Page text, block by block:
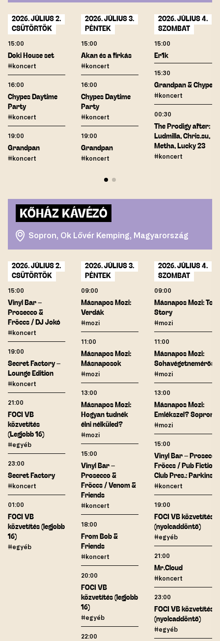
2026. JÚLIUS 2.
CSÜTÖRTÖK
15:00
Doki House set
#koncert
16:00
Chypes Daytime
Party
#koncert
19:00
Grandpan
#koncert
2026. JÚLIUS 3.
PÉNTEK
15:00
Akan és a firkás
#koncert
16:00
Chypes Daytime
Party
#koncert
19:00
Grandpan
#koncert
2026. JÚLIUS 4.
SZOMBAT
15:00
Er1k
15:30
Grandpan & Chypes
#koncert
00:30
The Prodigy after:
Ludmilla, Chris.su,
Metha, Lucky 23
#koncert
KŐHÁZ KÁVÉZÓ
Sopron, Ok Lővér Kemping, Magyarország
2026. JÚLIUS 2.
CSÜTÖRTÖK
15:00
Vinyl Bar –
Prosecco &
Fröccs / DJ Jokó
#koncert
19:00
Secret Factory –
Lounge Edition
#koncert
21:00
FOCI VB
közvetítés
(Legjobb 16)
#egyéb
23:00
Secret Factory
#koncert
01:00
FOCI VB
közvetítés (legjobb
16)
#egyéb
2026. JÚLIUS 3.
PÉNTEK
09:00
Másnapos Mozi:
Verdák
#mozi
11:00
Másnapos Mozi:
Másnaposok
#mozi
13:00
Másnapos Mozi:
Hogyan tudnék
élni nélküled?
#mozi
15:00
Vinyl Bar –
Prosecco &
Fröccs / Venom &
Friends
#koncert
18:00
From Bob &
Friends
#koncert
20:00
FOCI VB
közvetítés (legjobb
16)
#egyéb
22:00
2026. JÚLIUS 4.
SZOMBAT
09:00
Másnapos Mozi: Toy
Story
#mozi
11:00
Másnapos Mozi:
Sohavégetnemérős
#mozi
13:00
Másnapos Mozi:
Emlékszel?
#mozi
15:00
Vinyl Bar – Prosecco
Fröccs / Pub Fiction
Club Pres.:
#koncert
19:00
FOCI VB közvetítés
(nyolcaddöntő)
#egyéb
21:00
Mr.Cloud
#koncert
23:00
FOCI VB közvetítés
(nyolcaddöntő)
#egyéb